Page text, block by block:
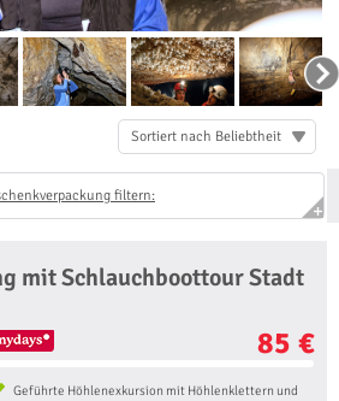
Sortiert nach Beliebtheit
filtern:
mit Schlauchboottour Stadt
85 €
Geführte Höhlenexkursion mit Höhlenklettern und